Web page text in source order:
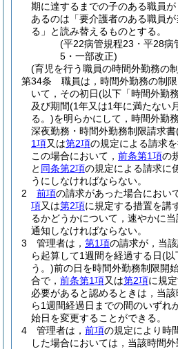
期に達するまでの子のある職員
あるのは「要介護者のある職員
る」と読み替えるものとする。
(平22病管規程23・平28病
5・一部改正)
(育児を行う職員の時間外勤務の
第34条
職員は，時間外勤務の制
いて，その初日(以下「時間外勤
及び期間(1年又は1年に満たない
る。)を明らかにして，時間外勤
深夜勤務・時間外勤務制限請求書
1項又は第2項の規定による請求
この場合において， 前条第1項の
と 同条第2項の規定による請求に
うにしなければならない。
2
前項の請求があった場合におい
項又は第2項に規定する措置を講
るかどうかについて，速やかに
通知しなければならない。
3
管理者は， 第1項の請求が，当
ら起算して1週間を経過する日(以
う。)前の日を時間外勤務制限開
合で， 前条第1項又は第2項に規
必要があると認めるときは，当
ら1週間経過日までの間のいずれ
始日を変更することができる。
4
管理者は， 前項の規定により時
した場合においては，当該時間